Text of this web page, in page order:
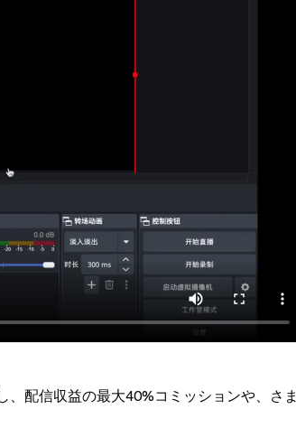
配信収益の最大40%コミッションや、さま